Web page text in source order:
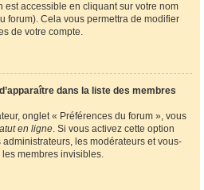
accessible en cliquant sur votre nom
forum). Cela vous permettra de modifier
de votre compte.
dans la liste des membres
onglet « Préférences du forum », vous
en ligne. Si vous activez cette option
les modérateurs et vous-
membres invisibles.